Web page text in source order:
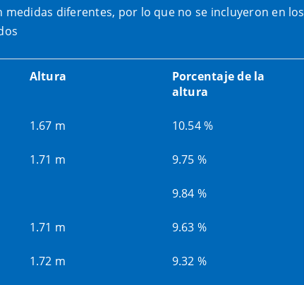
diferentes, por lo que no se incluyeron en los
Altura
Porcentaje de la
altura
1.67 m 10.54 %
1.71 m 9.75 %
9.84 %
1.71 m 9.63 %
1.72 m 9.32 %